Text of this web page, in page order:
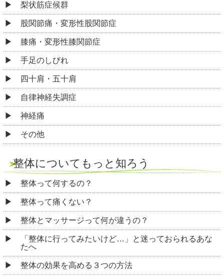
梨状筋症候群
股関節痛・変形性股関節症
膝痛・変形性膝関節症
手足のしびれ
四十肩・五十肩
自律神経失調症
神経痛
その他
整体についてもっと知ろう
整体って何するの？
整体って痛くない？
整体とマッサージって何が違うの？
「整体に行ってみたいけど…」と迷っておられるあな
たへ
整体の効果を高める３つの方法